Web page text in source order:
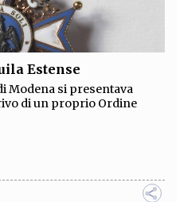
PUBBLICITÀ
MEDIA
Estense
Modena si presentava
di un proprio Ordine